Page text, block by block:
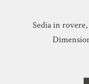
Sedia in